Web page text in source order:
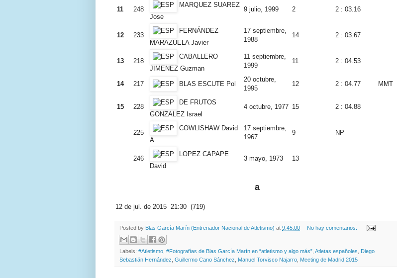
11 248
MARQUEZ SUAREZ
Jose
9 julio, 1999 2 2 : 03.16
12 233
FERNÁNDEZ
MARAZUELA Javier
17 septiembre,
1988
14 2 : 03.67
13 218
CABALLERO
JIMENEZ Guzman
11 septiembre,
1999
11 2 : 04.53
14 217 BLAS ESCUTE Pol
20 octubre,
1995
12 2 : 04.77 MMT
15 228
DE FRUTOS
GONZALEZ Israel
4 octubre, 1977 15 2 : 04.88
225
COWLISHAW David
A.
17 septiembre,
1967
9 NP
246
LOPEZ CAPAPE
David
3 mayo, 1973 13
a
12 de jul. de 2015 21:30 (719)
Posted by Blas García Marín (Entrenador Nacional de Atletismo) at 9:45:00 No hay comentarios:
Labels: #Atletismo #Fotografías de Blas García Marín en “atletismo y algo más” Atletas españoles
Diego
Sebastián Hernández Guillermo Cano Sánchez Manuel Torvisco Najarro Meeting de Madrid 2015